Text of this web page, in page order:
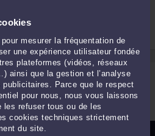
mesurer la fréquentation de
une expérience utilisateur fondée
plateformes (vidéos, réseaux
ainsi que la gestion et l’analyse
Parce que le respect
pour nous, nous vous laissons
refuser tous ou de les
cookies techniques strictement
du site.
des personnes et de leur